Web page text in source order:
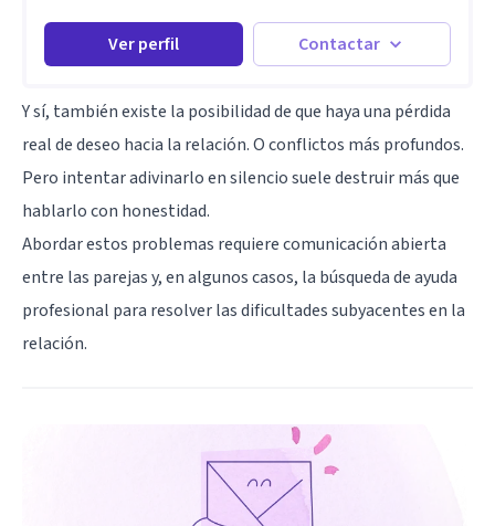
Ver perfil Contactar
Y sí, también existe la posibilidad de que haya una pérdida
real de deseo hacia la relación. O conflictos más profundos.
Pero intentar adivinarlo en silencio suele destruir más que
hablarlo con honestidad.
Abordar estos problemas requiere comunicación abierta
entre las parejas y, en algunos casos, la búsqueda de ayuda
profesional para resolver las dificultades subyacentes en la
relación.